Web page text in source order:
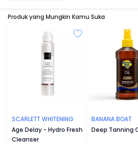
kulit wajah.
membuat kulit menjadi lebih glowing.
7. Sebagai antioksidan dan melindungi sel
radikal bebas yang disebabkan oleh
Produk yang Mungkin Kamu Suka
SCARLETT WHITENING
Age Delay - Hydro Fresh
Cleanser
BANANA BOAT
Deep Tanning